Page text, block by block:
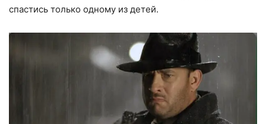
спастись только одному из детей.